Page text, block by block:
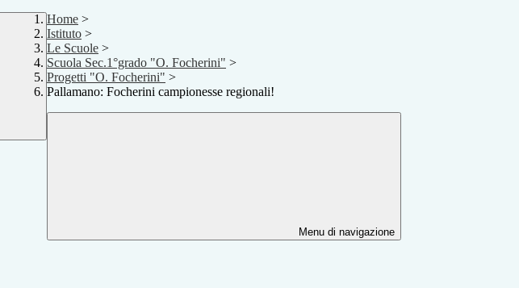
Home >
Istituto >
Le Scuole >
Scuola Sec.1°grado "O. Focherini" >
Progetti "O. Focherini" >
Pallamano: Focherini campionesse regionali!
Menu di navigazione